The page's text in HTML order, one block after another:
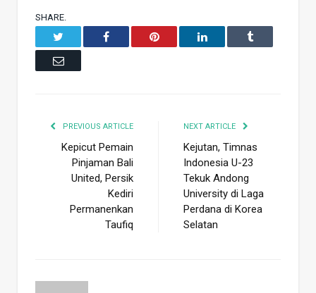
SHARE.
Facebook Pinterest LinkedIn Tumblr
Email
PREVIOUS ARTICLE
Kepicut Pemain
Pinjaman Bali
United, Persik
Kediri
Permanenkan
Taufiq
NEXT ARTICLE
Kejutan, Timnas
Indonesia U-23
Tekuk Andong
University di Laga
Perdana di Korea
Selatan